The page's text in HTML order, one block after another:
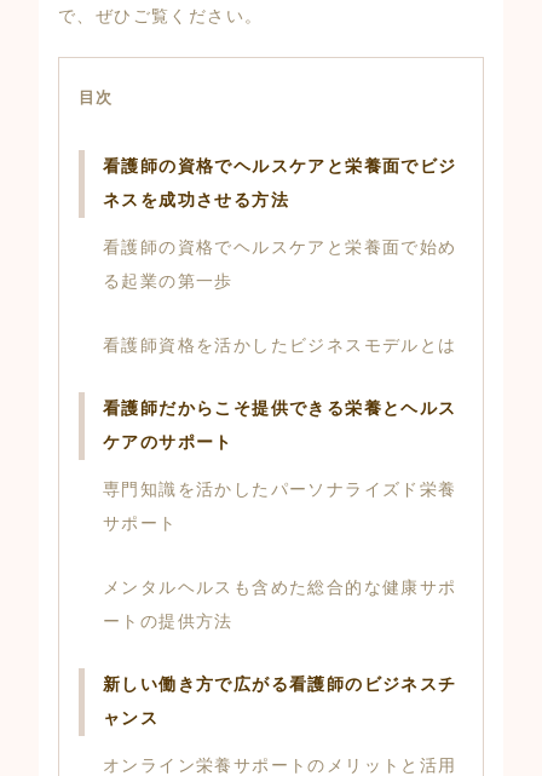
で、ぜひご覧ください。
目次
看護師の資格でヘルスケアと栄養面でビジ
ネスを成功させる方法
看護師の資格でヘルスケアと栄養面で始め
る起業の第一歩
看護師資格を活かしたビジネスモデルとは
看護師だからこそ提供できる栄養とヘルス
ケアのサポート
専門知識を活かしたパーソナライズド栄養
サポート
メンタルヘルスも含めた総合的な健康サポ
ートの提供方法
新しい働き方で広がる看護師のビジネスチ
ャンス
オンライン栄養サポートのメリットと活用